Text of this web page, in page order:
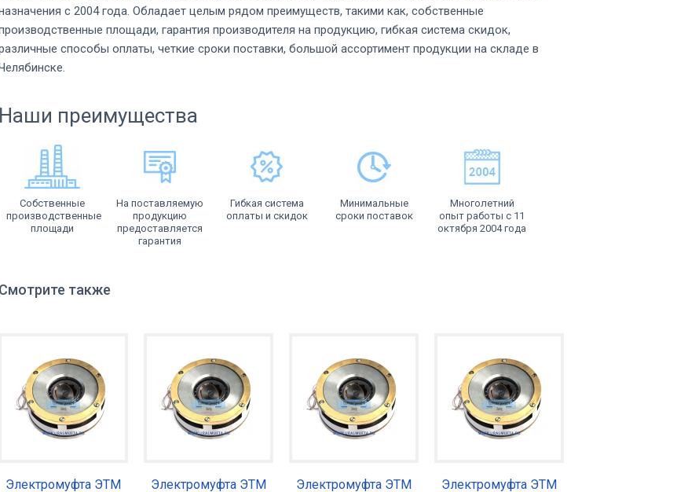
с 2004 года. Обладает целым рядом преимуществ, такими как, собственные
площади, гарантия производителя на продукцию, гибкая система скидок,
способы оплаты, четкие сроки поставки, большой ассортимент продукции на складе в
Наши преимущества
Собственные
производственные
площади
На поставляемую
продукцию
предоставляется
гарантия
Гибкая система
оплаты и скидок
Минимальные
сроки поставок
Многолетний
опыт работы с 11
октября 2004 года
Смотрите также
Электромуфта ЭТМ Электромуфта ЭТМ Электромуфта ЭТМ Электромуфта ЭТМ